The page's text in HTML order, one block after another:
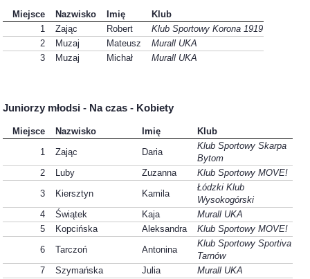
Miejsce Nazwisko Imię
Klub
1
Zając Robert
Klub Sportowy Korona 1919
2
Muzaj Mateusz
Murall UKA
3
Muzaj Michał Murall UKA
Juniorzy młodsi - Na czas - Kobiety
Miejsce Nazwisko Imię
Klub
1
Zając Daria
Klub Sportowy Skarpa
Bytom
2
Luby Zuzanna
Klub Sportowy MOVE!
3
Kiersztyn Kamila
Łódzki Klub
Wysokogórski
4
Świątek Kaja
Murall UKA
5
Kopcińska Aleksandra
Klub Sportowy MOVE!
6
Tarczoń Antonina
Klub Sportowy Sportiva
Tarnów
7
Szymańska Julia
Murall UKA